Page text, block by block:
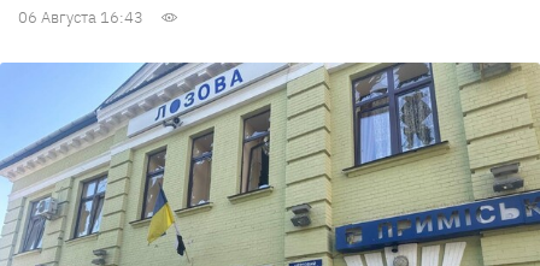
06 Августа 16:43